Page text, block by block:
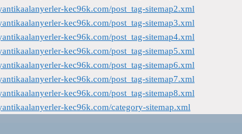
kec96k.com/post_tag-sitemap2.xml
kec96k.com/post_tag-sitemap3.xml
kec96k.com/post_tag-sitemap4.xml
kec96k.com/post_tag-sitemap5.xml
kec96k.com/post_tag-sitemap6.xml
kec96k.com/post_tag-sitemap7.xml
kec96k.com/post_tag-sitemap8.xml
kec96k.com/category-sitemap.xml